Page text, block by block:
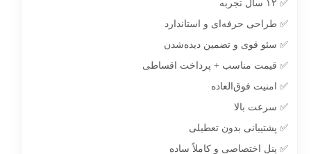
✅ ۱۲ سال تجربه
✅ طراحی حرفه‌ای و استاندارد
✅ سئو قوی و تضمین دیده‌شدن
✅ قیمت مناسب + پرداخت اقساطی
✅ امنیت فوق‌العاده
✅ سرعت بالا
✅ پشتیبانی بدون تعطیلی
✅ پنل اختصاصی و کاملاً ساده